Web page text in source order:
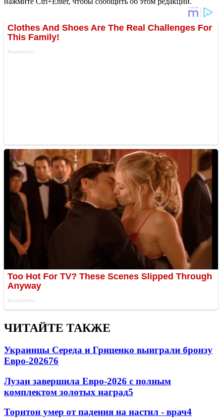
ЧИТАЙТЕ ТАКЖЕ
Украинцы Середа и Гриценко выиграли бронзу
Евро-202676
Лузан завершила Евро-2026 с полным
комплектом золотых наград5
Торнтон умер от падения на настил - врач4